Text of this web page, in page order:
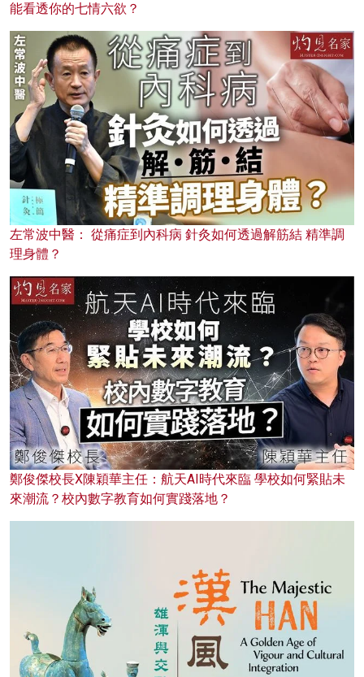
能看透你的七情六欲？
左常波中醫： 從痛症到內科病 針灸如何透過解筋結 精準調
理身體？
鄭俊傑校長X陳穎華主任：航天AI時代來臨 學校如何緊貼未
來潮流？校內數字教育如何實踐落地？